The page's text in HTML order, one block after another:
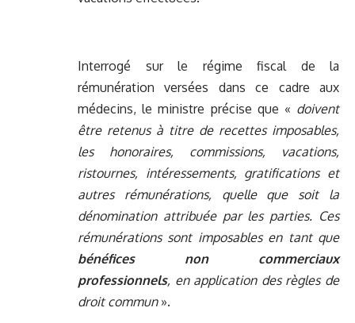
Interrogé sur le régime fiscal de la
rémunération versées dans ce cadre aux
médecins, le ministre précise que « doivent
être retenus à titre de recettes imposables,
les honoraires, commissions, vacations,
ristournes, intéressements, gratifications et
autres rémunérations, quelle que soit la
dénomination attribuée par les parties. Ces
rémunérations sont imposables en tant que
bénéfices non commerciaux
professionnels, en application des règles de
droit commun».